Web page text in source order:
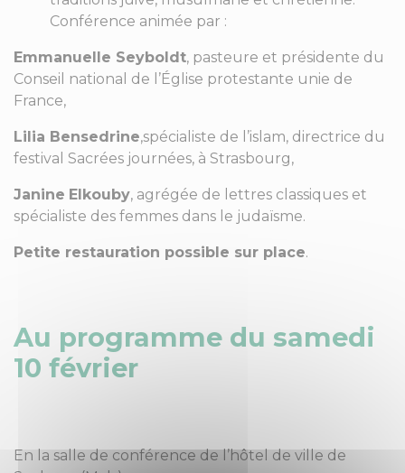
Conférence animée par :
Emmanuelle Seyboldt, pasteure et présidente du
Conseil national de l’Église protestante unie de
France,
Lilia Bensedrine,spécialiste de l’islam, directrice du
festival Sacrées journées, à Strasbourg,
Janine Elkouby, agrégée de lettres classiques et
spécialiste des femmes dans le judaïsme.
Petite restauration possible sur place.
Au programme du samedi
10 février
En la salle de conférence de l’hôtel de ville de